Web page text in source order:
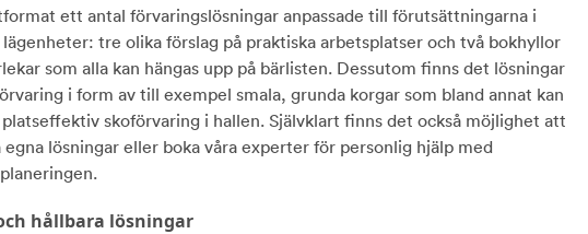
ett antal förvaringslösningar anpassade till förutsättningarna i
lägenheter: tre olika förslag på praktiska arbetsplatser och två bokhyllor
som alla kan hängas upp på bärlisten. Dessutom finns det lösningar
i form av till exempel smala, grunda korgar som bland annat kan
skoförvaring i hallen. Självklart finns det också möjlighet att
egna lösningar eller boka våra experter för personlig hjälp med
hållbara lösningar